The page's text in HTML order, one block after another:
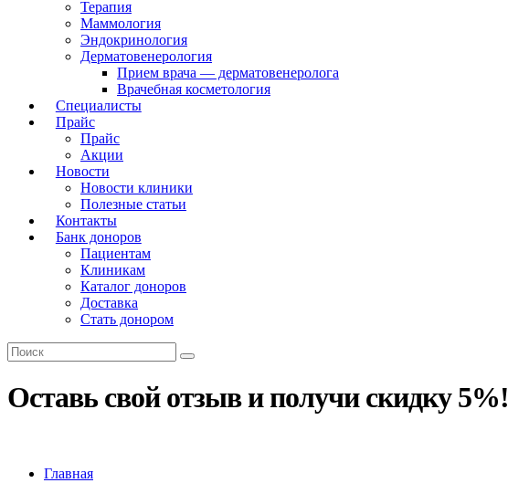
Терапия
Маммология
Эндокринология
Дерматовенерология
Прием врача — дерматовенеролога
Врачебная косметология
Специалисты
Прайс
Прайс
Акции
Новости
Новости клиники
Полезные статьи
Контакты
Банк доноров
Пациентам
Клиникам
Каталог доноров
Доставка
Стать донором
Оставь свой отзыв и получи скидку 5%!
Главная